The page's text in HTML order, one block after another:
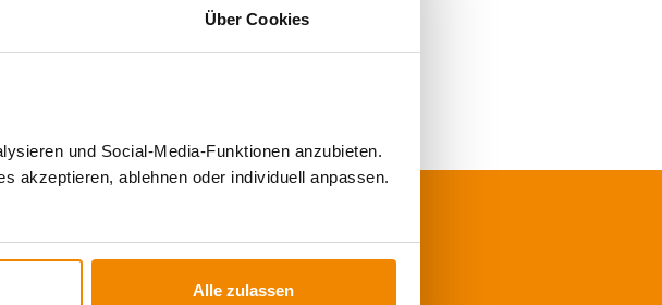
Über Cookies
und Social-Media-Funktionen anzubieten.
akzeptieren, ablehnen oder individuell anpassen.
Alle zulassen
0%–Finanzierung